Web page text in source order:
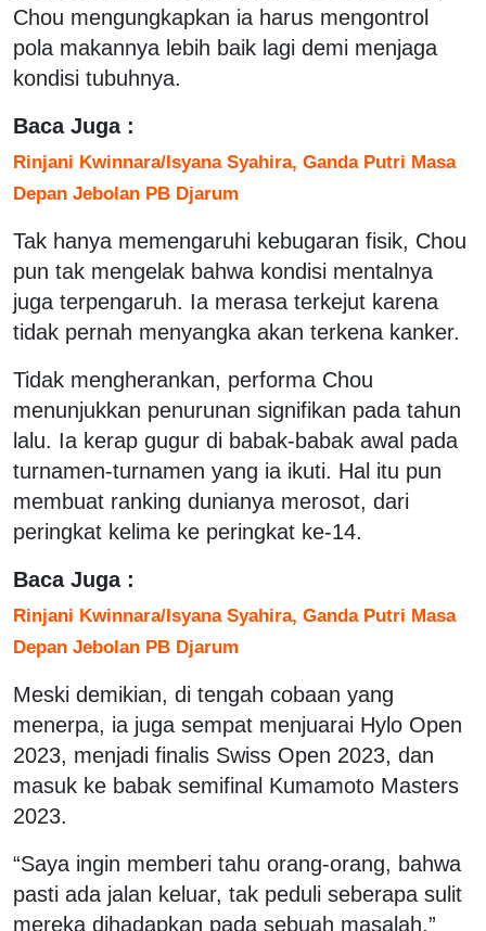
Chou mengungkapkan ia harus mengontrol
pola makannya lebih baik lagi demi menjaga
kondisi tubuhnya.
Baca Juga :
Rinjani Kwinnara/Isyana Syahira, Ganda Putri Masa
Depan Jebolan PB Djarum
Tak hanya memengaruhi kebugaran fisik, Chou
pun tak mengelak bahwa kondisi mentalnya
juga terpengaruh. Ia merasa terkejut karena
tidak pernah menyangka akan terkena kanker.
Tidak mengherankan, performa Chou
menunjukkan penurunan signifikan pada tahun
lalu. Ia kerap gugur di babak-babak awal pada
turnamen-turnamen yang ia ikuti. Hal itu pun
membuat ranking dunianya merosot, dari
peringkat kelima ke peringkat ke-14.
Baca Juga :
Rinjani Kwinnara/Isyana Syahira, Ganda Putri Masa
Depan Jebolan PB Djarum
Meski demikian, di tengah cobaan yang
menerpa, ia juga sempat menjuarai Hylo Open
2023, menjadi finalis Swiss Open 2023, dan
masuk ke babak semifinal Kumamoto Masters
2023.
“Saya ingin memberi tahu orang-orang, bahwa
pasti ada jalan keluar, tak peduli seberapa sulit
mereka dihadapkan pada sebuah masalah,”